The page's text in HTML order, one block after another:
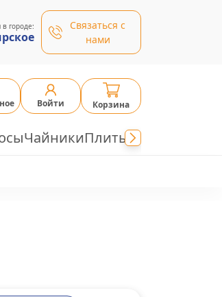
городе:
Связаться с
нами
Войти Корзина
ЧайникиПлиты